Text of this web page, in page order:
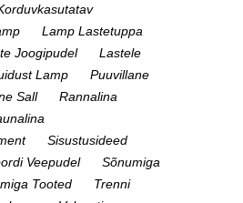
Lamp Lastetuppa
Joogipudel
Lastele
Lamp
Puuvillane
Sall
Rannalina
Sisustusideed
Veepudel
Sõnumiga
Tooted
Trenni